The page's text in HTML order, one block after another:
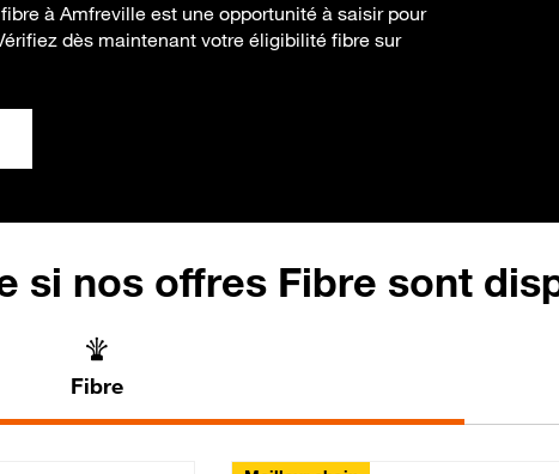
à Amfreville est une opportunité à saisir pour
dès maintenant votre éligibilité fibre sur
si nos offres Fibre sont
Fibre